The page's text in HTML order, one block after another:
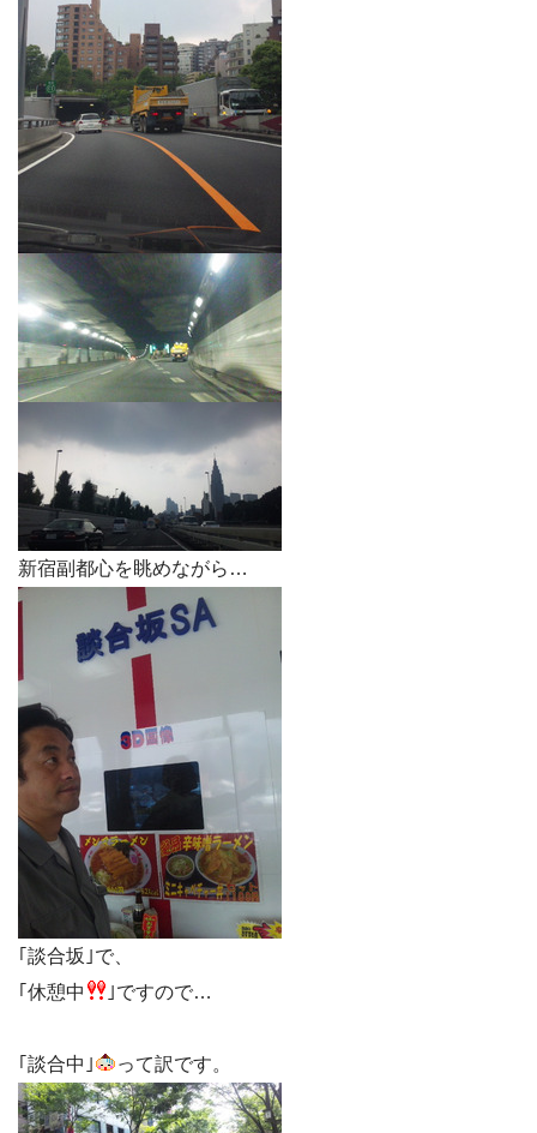
新宿副都心を眺めながら…
｢談合坂｣で、
｢休憩中
｣ですので…
｢談合中｣ って訳です。